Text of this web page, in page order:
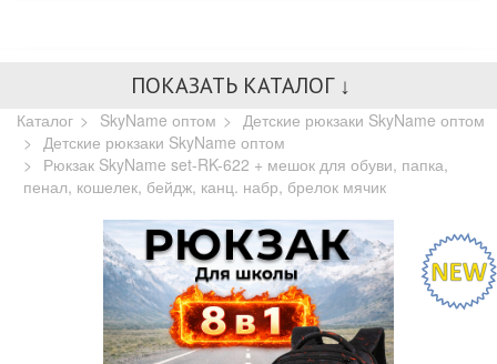
ПОКАЗАТЬ КАТАЛОГ ↓
Каталог SkyName оптом
Детские рюкзаки SkyName оптом
Детские рюкзаки SkyName оптом
Рюкзак SkyName set-RK-622 + мешок для обуви, папка,
пенал, кошелек, бейдж, канц. набр, брелок мячик